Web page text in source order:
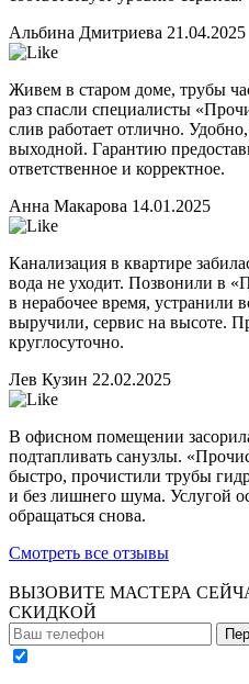
Альбина Дмитриева 21.04.2025
Живем в старом доме, трубы
раз спасли специалисты
слив работает отлично.
выходной. Гарантию
ответственное и корректное.
Анна Макарова 14.01.2025
Канализация в квартире
вода не уходит. Позвонили в
в нерабочее время, устранили
выручили, сервис на высоте.
круглосуточно.
Лев Кузин 22.02.2025
В офисном помещении
подтапливать санузлы.
быстро, прочистили трубы
и без лишнего шума. Услугой
обращаться снова.
Смотреть все отзывы
ВЫЗОВИТЕ МАСТЕРА
СКИДКОЙ